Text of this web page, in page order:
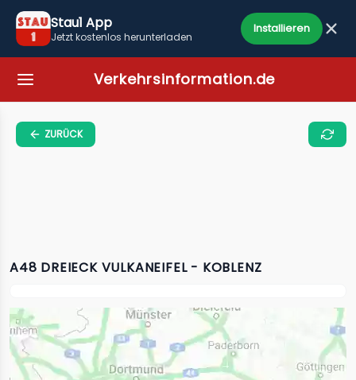
Stau1 App
Jetzt kostenlos herunterladen
Installieren
Verkehrsinformation.de
ZURÜCK
A48 DREIECK VULKANEIFEL - KOBLENZ